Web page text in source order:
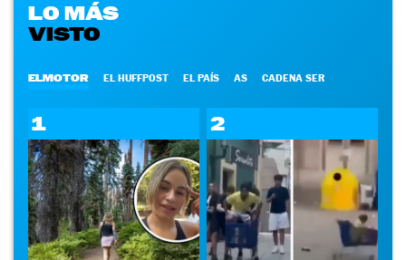
LO MÁS
VISTO
ELMOTOR EL HUFFPOST EL PAÍS AS CADENA SER
1 2